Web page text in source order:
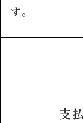
す。
支